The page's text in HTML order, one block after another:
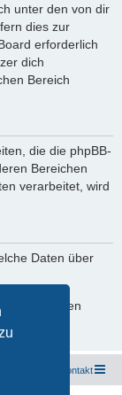
unter den von dir
dies zur
erforderlich
dich
Bereich
die die phpBB-
Bereichen
verarbeitet, wird
Daten über
deiner Daten
Kontakt